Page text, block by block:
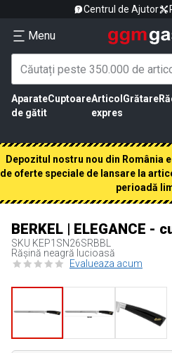
Centrul de Ajutor
Menu
Aparate
de gătit
CuptoareArticol
expres
Grătare
Depozitul nostru nou din România
de oferte speciale de lansare la
perioadă
BERKEL | ELEGANCE -
SKU KEP1SN26SRBBL
Rășină neagră lucioasă
Evalueaza acum